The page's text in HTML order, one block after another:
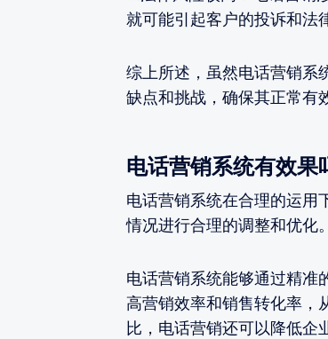
就可能引起客户的投诉和法
综上所述，虽然电话营销系
缺点和挑战，确保其正常有
电话营销系统有效果
电话营销系统在合理的运用
情况进行合理的调整和优化。
电话营销系统能够通过精准
高营销效率和销售转化率，
比，电话营销还可以降低企